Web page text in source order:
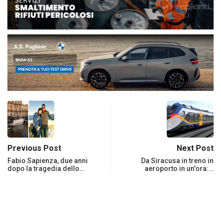
Previous Post
Fabio Sapienza, due anni
dopo la tragedia dello…
Next Post
Da Siracusa in treno in
aeroporto in un'ora:…